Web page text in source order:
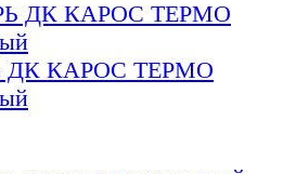
КАРОС ТЕРМО